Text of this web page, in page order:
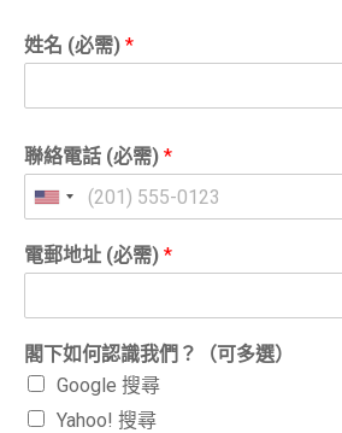
姓名 (必需) *
聯絡電話 (必需) *
電郵地址 (必需) *
閣下如何認識我們？（可多選）
Google 搜尋
Yahoo! 搜尋